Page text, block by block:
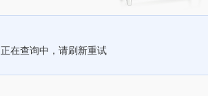
正在查询中，请刷新重试